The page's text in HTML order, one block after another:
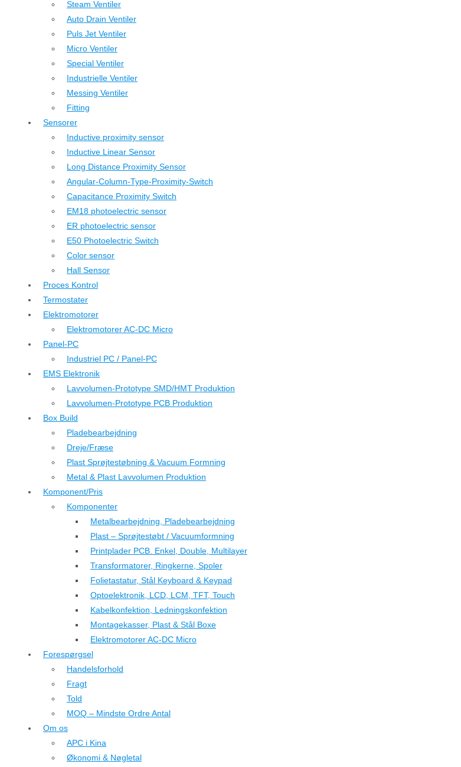
Steam Ventiler
Auto Drain Ventiler
Puls Jet Ventiler
Micro Ventiler
Special Ventiler
Industrielle Ventiler
Messing Ventiler
Fitting
Sensorer
Inductive proximity sensor
Inductive Linear Sensor
Long Distance Proximity Sensor
Angular-Column-Type-Proximity-Switch
Capacitance Proximity Switch
EM18 photoelectric sensor
ER photoelectric sensor
E50 Photoelectric Switch
Color sensor
Hall Sensor
Proces Kontrol
Termostater
Elektromotorer
Elektromotorer AC-DC Micro
Panel-PC
Industriel PC / Panel-PC
EMS Elektronik
Lavvolumen-Prototype SMD/HMT Produktion
Lavvolumen-Prototype PCB Produktion
Box Build
Pladebearbejdning
Dreje/Fræse
Plast Sprøjtestøbning & Vacuum Formning
Metal & Plast Lavvolumen Produktion
Komponent/Pris
Komponenter
Metalbearbejdning, Pladebearbejdning
Plast – Sprøjtestøbt / Vacuumformning
Printplader PCB. Enkel, Double, Multilayer
Transformatorer, Ringkerne, Spoler
Folietastatur, Stål Keyboard & Keypad
Optoelektronik, LCD, LCM, TFT, Touch
Kabelkonfektion, Ledningskonfektion
Montagekasser, Plast & Stål Boxe
Elektromotorer AC-DC Micro
Forespørgsel
Handelsforhold
Fragt
Told
MOQ – Mindste Ordre Antal
Om os
APC i Kina
Økonomi & Nøgletal